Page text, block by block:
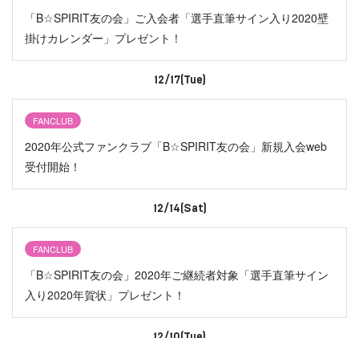
「B☆SPIRIT友の会」ご入会者「選手直筆サイン入り2020壁
掛けカレンダー」プレゼント！
12/17(Tue)
FANCLUB
2020年公式ファンクラブ「B☆SPIRIT友の会」新規入会web
受付開始！
12/14(Sat)
FANCLUB
「B☆SPIRIT友の会」2020年ご継続者対象「選手直筆サイン
入り2020年賀状」プレゼント！